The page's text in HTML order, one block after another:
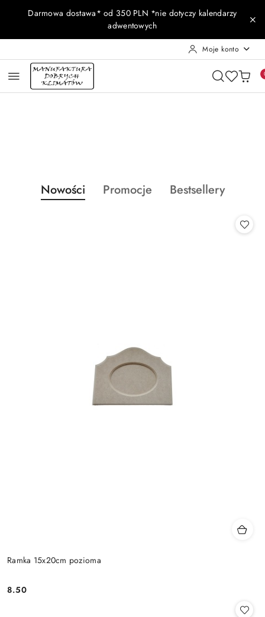
Przejdź do treści głównej
Przejdź do wyszukiwarki
Przejdź do moje konto
Przejdź do menu głównego
Przejdź do stopki
Darmowa dostawa* od 350 PLN *nie dotyczy kalendarzy
adwentowych
Moje konto
Pomiń karuzelę produktów
Produkty
o
Nowości
Produkty
Promocje
Produkty
Bestsellery
Ramka 15x20cm pozioma
Cena:
8.50